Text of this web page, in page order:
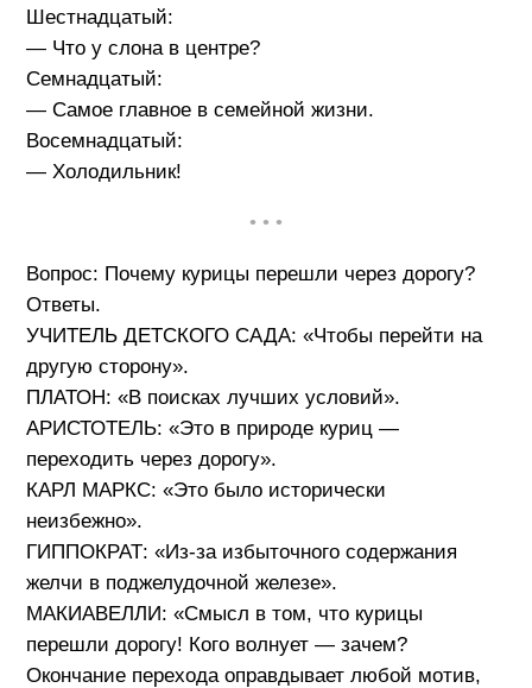
Шестнадцатый:
— Что у слона в центре?
Семнадцатый:
— Самое главное в семейной жизни.
Восемнадцатый:
— Холодильник!
• • •
Вопрос: Почему курицы перешли через дорогу?
Ответы.
УЧИТЕЛЬ ДЕТСКОГО САДА: «Чтобы перейти на
другую сторону».
ПЛАТОН: «В поисках лучших условий».
АРИСТОТЕЛЬ: «Это в природе куриц —
переходить через дорогу».
КАРЛ МАРКС: «Это было исторически
неизбежно».
ГИППОКРАТ: «Из-за избыточного содержания
желчи в поджелудочной железе».
МАКИАВЕЛЛИ: «Смысл в том, что курицы
перешли дорогу! Кого волнует — зачем?
Окончание перехода оправдывает любой мотив,